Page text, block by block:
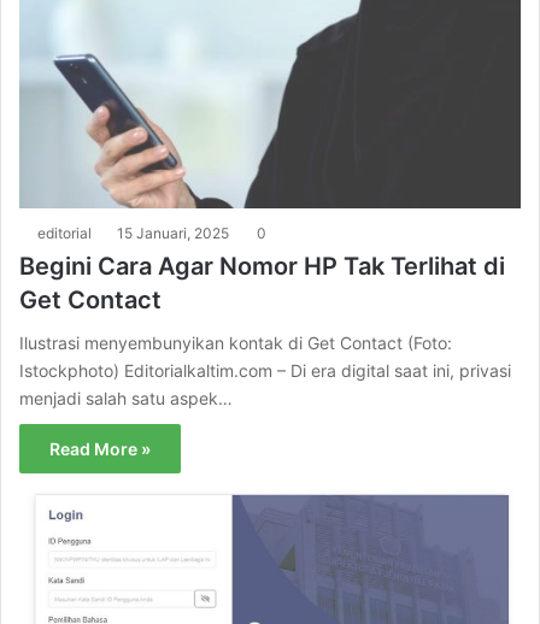
editorial 15 Januari, 2025 0
Begini Cara Agar Nomor HP Tak Terlihat di
Get Contact
Ilustrasi menyembunyikan kontak di Get Contact (Foto:
Istockphoto) Editorialkaltim.com – Di era digital saat ini, privasi
menjadi salah satu aspek…
Read More »